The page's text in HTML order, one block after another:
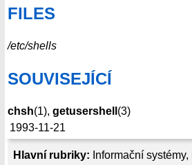
Hlavní rubriky: Informační systémy,
FILES
/etc/shells
SOUVISEJÍCÍ
chsh(1), getusershell (3)
1993-11-21